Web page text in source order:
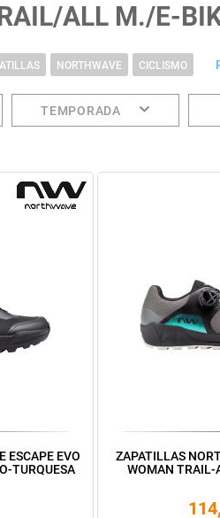
ALL M./E-
NORTHWAVE CICLISMO
TEMPORADA
ESCAPE EVO
TURQUESA
ZAPATILLAS
WOMAN TRAIL-